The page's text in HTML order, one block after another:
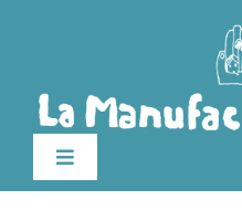
Toggle
Navigation